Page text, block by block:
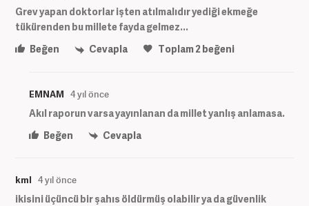
Grev yapan doktorlar işten atılmalıdır yediği ekmeğe
tükürenden bu millete fayda gelmez...
Beğen
Cevapla Toplam2beğeni
EMNAM 4 yıl önce
Akıl raporun varsa yayınlanan da millet yanlış anlamasa.
Beğen
Cevapla
kml 4 yıl önce
ikisini üçüncü bir şahıs öldürmüş olabilir ya da güvenlik